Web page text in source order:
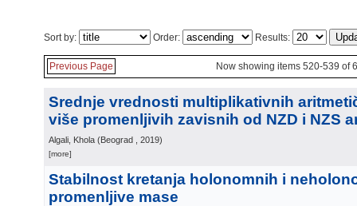
Sort by: Order: Results:
Previous Page Now showing items 520-539 of
Srednje vrednosti multiplikativnih
više promenljivih zavisnih od NZD i NZS
Algali, Khola (Beograd , 2019)
[more]
Stabilnost kretanja holonomnih i
promenljive mase